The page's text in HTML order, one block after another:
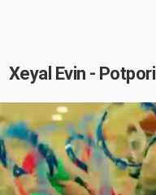
Xeyal Evin - Potpori